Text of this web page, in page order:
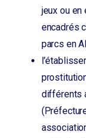
jeux ou
encadrés
parcs en
différents